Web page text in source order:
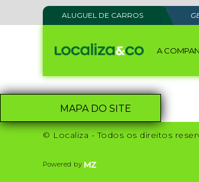
ALUGUEL DE CARROS
A
MAPA DO SITE
© Localiza - Todos os direitos
Powered by